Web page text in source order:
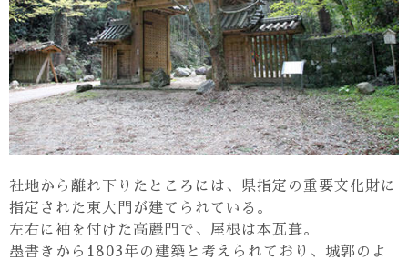
社地から離れ下りたところには、県指定の重要文化財に
指定された東大門が建てられている。
左右に袖を付けた高麗門で、屋根は本瓦葺。
墨書きから1803年の建築と考えられており、城郭のよ